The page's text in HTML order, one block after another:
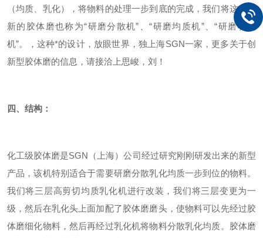
（均质、乳化），将物料的处理一步到底的完成，我们将这种创
新的胶体磨也称为“研磨分散机”、“研磨均质机”、“研磨乳化
机”。
，这种*的设计，放眼世界，独上海SGN一家，更多关于创
新型胶体磨的信息，请接洽上思峻，刘！
四、 结构 ：
化工级胶体磨是SGN（上海）公司经过研究刚刚研发出来的新型
产品，该机特别适合于需要研磨分散乳化均质一步到位的物料。
我们将三层高剪切均质乳化机进行改装，我们将三层变更为一
级，然后在乳化头上面加配了胶体磨磨头，使物料可以先经过胶
体磨细化物料，然后再经过乳化机将物料分散乳化均质。胶体磨